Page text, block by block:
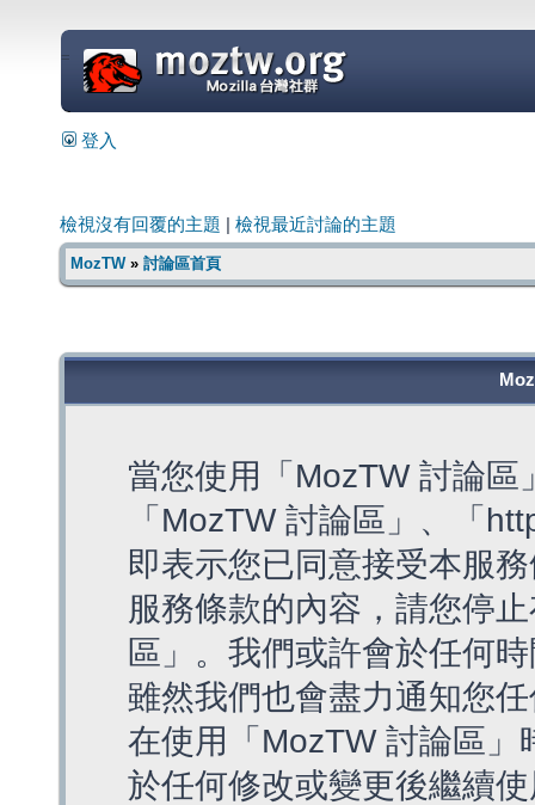
=
登入
檢視沒有回覆的主題 檢視最近討論的主題
MozTW» 討論區首頁
當您使用「MozTW 討論
「MozTW 討論區」、「
即表示您已同意接受本服
服務條款的內容，請您停
區」。我們或許會於任何
雖然我們也會盡力通知您
在使用「MozTW 討論區
於任何修改或變更後繼續